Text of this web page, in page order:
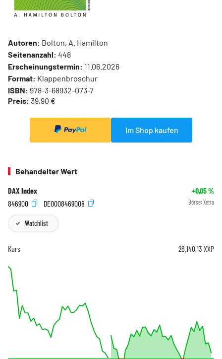
Autoren: Bolton, A. Hamilton
Seitenanzahl: 448
Erscheinungstermin: 11.06.2026
Format: Klappenbroschur
ISBN: 978-3-68932-073-7
Preis: 39,90 €
Im Shop kaufen
Behandelter Wert
DAX Index +0,05%
846900
DE0008469008 Börse: Xetra
Watchlist
Kurs 26.140,13 XXP